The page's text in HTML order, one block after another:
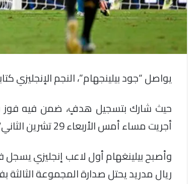
يواصل “جود بيلينجهام”، النجم الإنجليزي
أجريت مساء أمس الأربعاء 29 تشرين الثاني/ نوفمبر.
وأصبح بيلينغهام أول لاعب إنجليزي
ريال مدريد يحتل صدارة المجموعة الثالثة بفارق 8 نقاط عن وصيفه